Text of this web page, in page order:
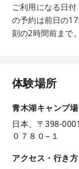
ご利用になる日
の予約は前日の
刻の2時間前まで。
体験場所
青木湖キャンプ
日本、〒398-
０７８０−１
アクセス・行き方